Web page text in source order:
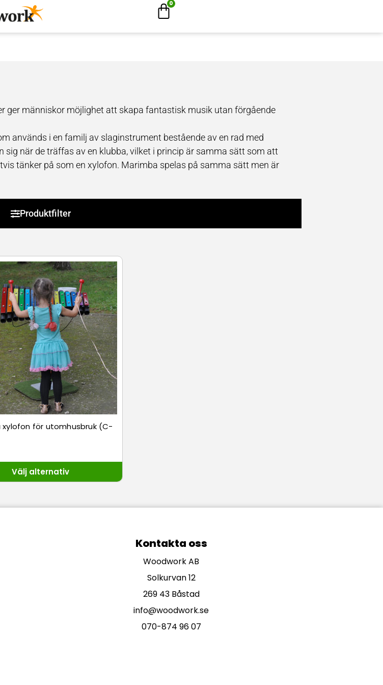
0
ger människor möjlighet att skapa fantastisk musik utan förgående
används i en familj av slaginstrument bestående av en rad med
sig när de träffas av en klubba, vilket i princip är samma sätt som att
tänker på som en xylofon. Marimba spelas på samma sätt men är
De flesta av instrumenten i kategorin xylofoner är inställda till en
Produktfilter
för utomhusbruk (C-
Välj alternativ
Kontakta oss
Woodwork AB
Solkurvan 12
269 43 Båstad
info@woodwork.se
070-874 96 07